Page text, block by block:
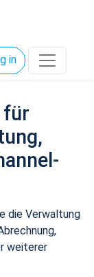
in
für
die Verwaltung
weiterer